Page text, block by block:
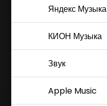
Яндекс Музыка
КИОН Музыка
Звук
Apple Music